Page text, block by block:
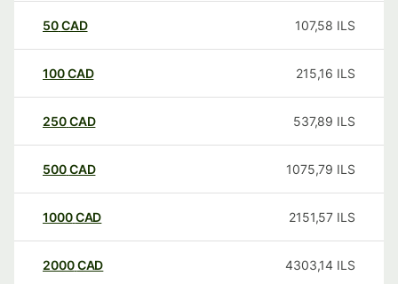
50CAD 107,58 ILS
100CAD 215,16 ILS
250CAD 537,89 ILS
500CAD 1075,79 ILS
1000CAD 2151,57 ILS
2000CAD 4303,14 ILS